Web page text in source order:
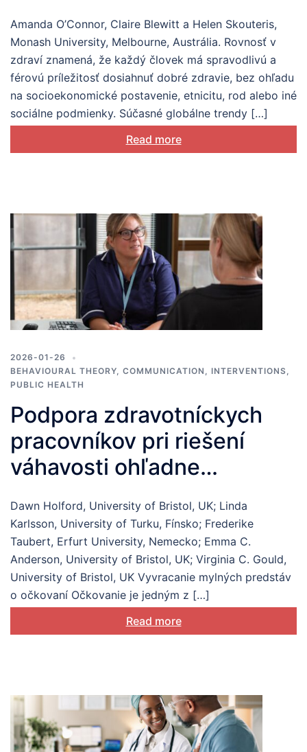
Amanda O’Connor, Claire Blewitt a Helen Skouteris,
Monash University, Melbourne, Austrália. Rovnosť v
zdraví znamená, že každý človek má spravodlivú a
férovú príležitosť dosiahnuť dobré zdravie, bez ohľadu
na socioekonomické postavenie, etnicitu, rod alebo iné
sociálne podmienky. Súčasné globálne trendy […]
Read more
2026-01-26
BEHAVIOURAL THEORY, COMMUNICATION , INTERVENTIONS,
PUBLIC HEALTH
Podpora zdravotníckych
pracovníkov pri riešení
váhavosti ohľadne
Dawn Holford, University of Bristol, UK; Linda
Karlsson, University of Turku, Fínsko; Frederike
Taubert, Erfurt University, Nemecko; Emma C.
Anderson, University of Bristol, UK; Virginia C. Gould,
University of Bristol, UK Vyvracanie mylných predstáv
o očkovaní Očkovanie je jedným z […]
Read more